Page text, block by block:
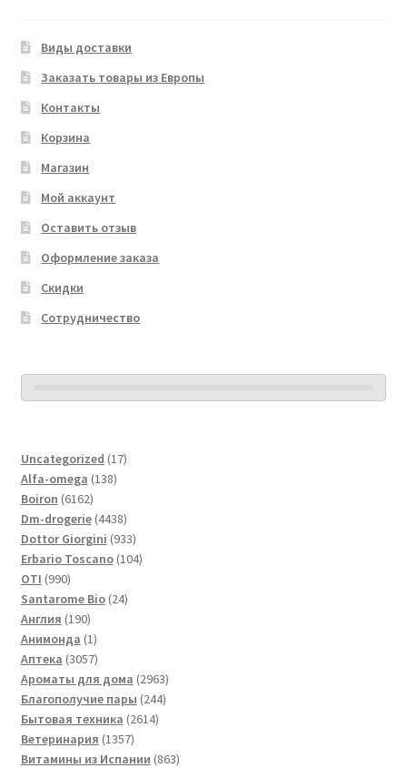
Виды доставки
Заказать товары из Европы
Контакты
Корзина
Магазин
Мой аккаунт
Оставить отзыв
Оформление заказа
Скидки
Сотрудничество
Uncategorized 1717
Alfa-omega 138138
Boiron 61626162
товара
Dm-drogerie 44384438
товаров
Dottor Giorgini 933933
товара
Erbario Toscano 104104
OTI 990990
товаров
Santarome Bio 2424
Англия 190190
товаров
Анимонда 11
товар
Аптека 30573057
товаров
Ароматы для дома 29632963
товара
Благополучие пары 244244
Бытовая техника 26142614
Ветеринария 13571357
товаров
Витамины из Испании 863863